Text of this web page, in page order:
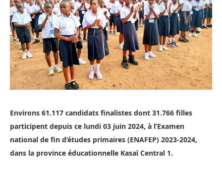
Environs 61.117 candidats finalistes dont 31.766 filles
participent depuis ce lundi 03 juin 2024, à l’Examen
national de fin d’études primaires (ENAFEP) 2023-2024,
dans la province éducationnelle Kasaï Central 1.